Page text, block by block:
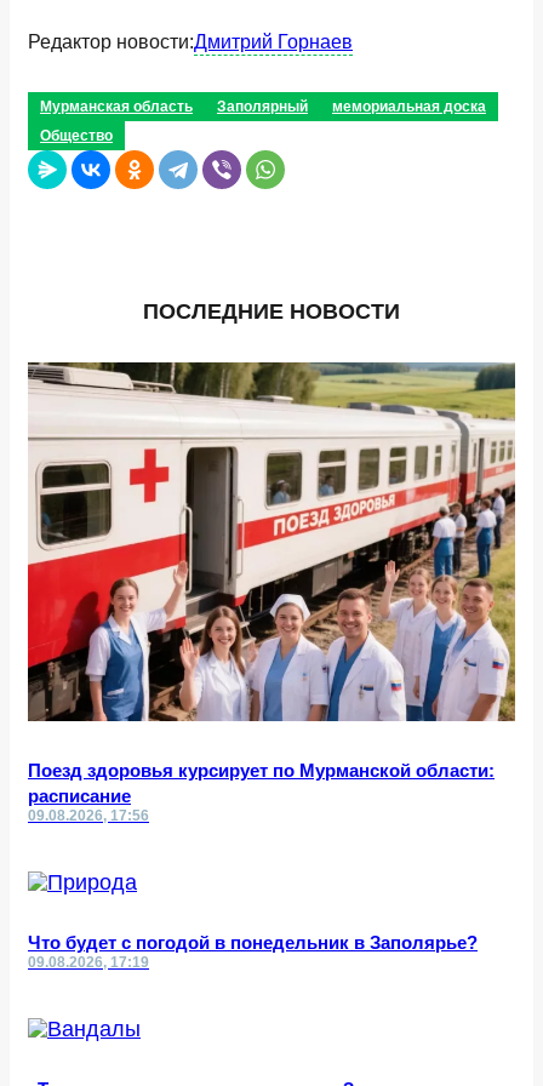
Редактор новости:Дмитрий Горнаев
Мурманская область Заполярный
мемориальная доска
Общество
ПОСЛЕДНИЕ НОВОСТИ
Поезд здоровья курсирует по Мурманской области:
расписание
09.08.2026, 17:56
Что будет с погодой в понедельник в Заполярье?
09.08.2026, 17:19